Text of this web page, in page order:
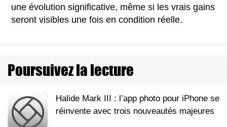
une évolution significative, même si les vrais gains
seront visibles une fois en condition réelle.
Poursuivez la lecture
Halide Mark III : l’app photo pour iPhone se
réinvente avec trois nouveautés majeures